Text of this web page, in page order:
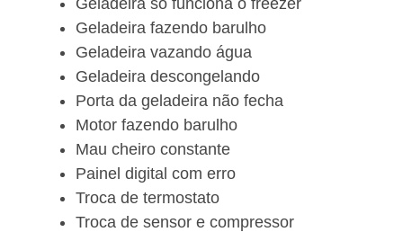
Geladeira fazendo barulho
Geladeira vazando água
Geladeira descongelando
Porta da geladeira não fecha
Motor fazendo barulho
Mau cheiro constante
Painel digital com erro
Troca de termostato
Troca de sensor e compressor